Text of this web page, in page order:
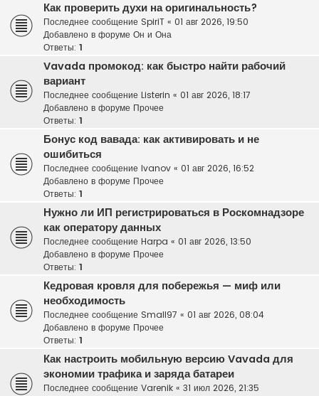
Как проверить духи на оригинальность?
Последнее сообщение SpiriT « 01 авг 2026, 19:50
Добавлено в форуме Он и Она
Ответы: 1
Vavada промокод: как быстро найти рабочий
вариант
Последнее сообщение Listerin « 01 авг 2026, 18:17
Добавлено в форуме Прочее
Ответы: 1
Бонус код вавада: как активировать и не
ошибиться
Последнее сообщение Ivanov « 01 авг 2026, 16:52
Добавлено в форуме Прочее
Ответы: 1
Нужно ли ИП регистрироваться в Роскомнадзоре
как оператору данных
Последнее сообщение Harpa « 01 авг 2026, 13:50
Добавлено в форуме Прочее
Ответы: 1
Кедровая кровля для побережья — миф или
необходимость
Последнее сообщение Small97 « 01 авг 2026, 08:04
Добавлено в форуме Прочее
Ответы: 1
Как настроить мобильную версию Vavada для
экономии трафика и заряда батареи
Последнее сообщение Varenik « 31 июл 2026, 21:35